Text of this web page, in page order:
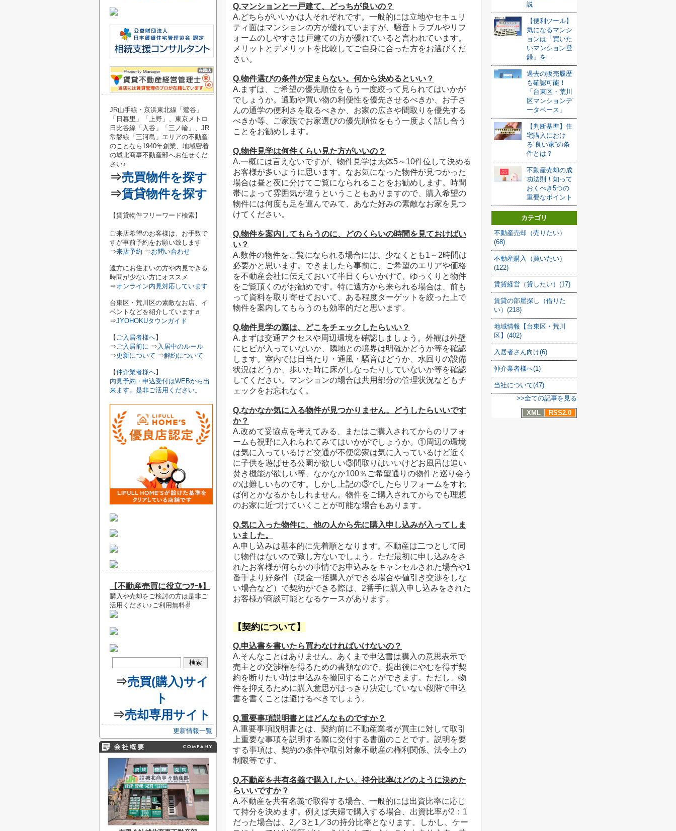
Q.マンションと一戸建て、どっちが良いの？
A.どちらがいいかは人それぞれです。一般的には立地やセキュリ
ティ面はマンションの方が優れていますが、騒音トラブルやリフ
ォームのしやすさは戸建ての方が優れていると言われています。
メリットとデメリットを比較してご自身に合った方をお選びくだ
さい。
Q.物件選びの条件が定まらない。何から決めるといい？
A.まずは、ご希望の優先順位をもう一度絞って見られてはいかが
でしょうか。通勤や買い物の利便性を優先させるべきか、お子さ
んの通学の便利さを取るべきか、お家の広さや間取りを優先する
べきか等、ご家族でお家選びの優先順位をもう一度よく話し合う
ことをお勧めします。
Q.物件見学は何件くらい見た方がいいの？
A.一概には言えないですが、物件見学は大体5～10件位して決める
お客様が多いように思います。なお気になった物件が見つかった
場合は昼と夜に分けてご覧になられることをお勧めします。時間
帯によって雰囲気が違うということもありますので、購入希望の
物件には何度も 足を運んでみて、あなた好みの素敵なお家を見つ
けてください。
Q.物件を案内してもらうのに、どのくらいの時間を見ておけばい
い？
A.数件の物件をご覧になられる場合には、少なくとも1～2時間は
必要かと思います。できましたら事前に、ご希望のエリアや価格
を不動産会社に伝えておいて半日くらいかけて、ゆっくりと物件
をご覧頂くのがお勧めです。特に遠方から来られる場合は、前も
って資料を取り寄せておいて、ある程度ターゲットを絞った上で
物件を案内してもらうのも効率的だと思います。
Q.物件見学の際は、どこをチェックしたらいい？
A.まずは交通アクセスや周辺環境を確認しましょう。外観は外壁
にヒビが入っていないか、隣地との境界は明確かどうか等を確認
します。室内では日当たり・通風・騒音はどうか、水回りの設備
状況はどうか、歩いた時に床がしなったりしていないか等を確認
してください。マンションの場合は共用部分の管理状況などもチ
ェックをお忘れなく。
Q.なかなか気に入る物件が見つかりません。どうしたらいいです
か？
A.改めて妥協点を考えてみる、またはご購入されてからのリフォ
ームも視野に入れられてみてはいかがでしょうか。①周辺の環境
は気に入っているけど交通が不便②家は気に入っているけど近く
に子供を遊ばせる公園が欲しい③間取りはいいけどお風呂は追い
焚き機能が欲しい等、なかなか100％ご希望通りの物件と巡り会う
のは難しいものです。しかし上記の③でしたらリフォームをすれ
ば何とかなるかもしれません。物件をご購入されてからでも理想
のお家に近づけていくことが可能な場合もあります。
Q.気に入った物件に、他の人から先に購入申し込みが入ってしま
いました。
A.申し込みは基本的に先着順となります。不動産は二つとして同
じ物件はないので致し方ないでしょう。 ただ最初に申し込みをさ
れたお客様が何らかの事情でお申込みをキャンセルされた場合や1
番手より好条件（現金一括購入ができる場合や値引き交渉をしな
い場合など）で契約ができる際は、2番手に購入申し込みをされた
お客様が商談可能となるケースがあります。
【契約について】
Q.申込書を書いたら買わなければいけないの？
A.そんなことはありません。あくまで申込書は購入の意思表示で
売主との交渉権を得るための書類なので、提出後にやむを得ず契
約を断りたい時は申込みを撤回することができます。ただし、物
件を抑えるために購入意思がはっきり決定していない段階で申込
書を書くことは避けるべきでしょう。
Q.重要事項説明書とはどんなものですか？
A.重要事項説明書とは、契約前に不動産業者が買主に対して取引
上重要な事項を説明する際に交付する書面のことです。 説明を要
する事項は、契約の条件や取引対象不動産の権利関係、法令上の
制限等です。
Q.不動産を共有名義で購入したい。持分比率はどのように決めた
らいいですか？
A.不動産を共有名義で取得する場合、一般的には出資比率に応じ
て持分を決めます。例えば夫婦で購入する場合、出資比率が2：1
だった場合は、2／3と1／3の持分比率となります。しかし、ケー
説
【便利ツール】
気になるマンシ
ョンは「買いた
いマンション登
録」を...
過去の販売履歴
も確認可能！
「台東区・荒川
区マンションデ
ータベース」
【判断基準】住
宅購入におけ
る”良い家”の条
件とは？
不動産売却の成
功法則！知って
おくべき5つの
重要なポイント
カテゴリ
不動産売却（売りたい）
(68)
不動産購入（買いたい）
(122)
賃貸経営（貸したい）(17)
賃貸の部屋探し（借りた
い）(218)
地域情報【台東区・荒川
区】(402)
入居者さん向け(6)
仲介業者様へ(1)
当社について(47)
>>全ての記事を見る
XML
RSS2.0
JR山手線・京浜東北線「鶯谷 」
「 日暮里 」「 上野 」、東京メトロ
日比谷線「 入谷 」「 三ノ輪 」、JR
常磐線「 三河島 」エリアの不動産
のことなら1940年創業、地域密着
の城北商事不動産部へお任せくだ
さい♪
⇒売買物件を探す
⇒賃貸物件を探す
【賃貸物件フリーワード検索】
ご来店希望のお客様は、お手数で
すが事前予約をお願い致します
⇒来店予約 ⇒お問い合わせ
遠方にお住まいの方や内見できる
時間が少ない方にオススメ
⇒オンライン内見対応しています
台東区・荒川区の素敵なお店、イ
ベントなどを紹介しています♬
⇒JYOHOKUタウンガイド
【 ご入居者様へ】
⇒ ご入居前に ⇒ 入居中のルール
⇒更新について ⇒解約について
【仲介業者様へ】
内見予約・申込受付はWEBから出
来ます。是非ご活用ください。
【不動産売買に役立つﾂｰﾙ】
購入や売却をご検討の方は是非ご
活用ください♪ご利用無料✌
⇒売買(購入)サイ
ト
⇒売却専用サイト
更新情報一覧